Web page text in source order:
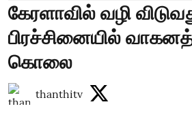
கேரளாவில் வழி
பிரச்சினையில்
கொலை
thanthitv